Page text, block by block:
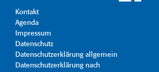
Kontakt
Agenda
Impressum
Datenschutz
Datenschutzerklärung allgemein
Datenschutzerklärung nach